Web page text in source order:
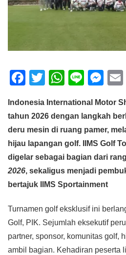
F
c
e
b
o
o
k
T
tt
er
W
at
s
A
p
p
Li
e
M
ss
e
n
g
er
Indonesia International Motor
tahun 2026 dengan langkah
deru mesin di ruang pamer,
hijau lapangan golf. IIMS Golf
digelar sebagai bagian dari
2026, sekaligus menjadi
bertajuk IIMS Sportainment
Turnamen golf eksklusif ini
Golf, PIK. Sejumlah eksekutif
partner, sponsor, komunitas golf,
ambil bagian. Kehadiran peserta